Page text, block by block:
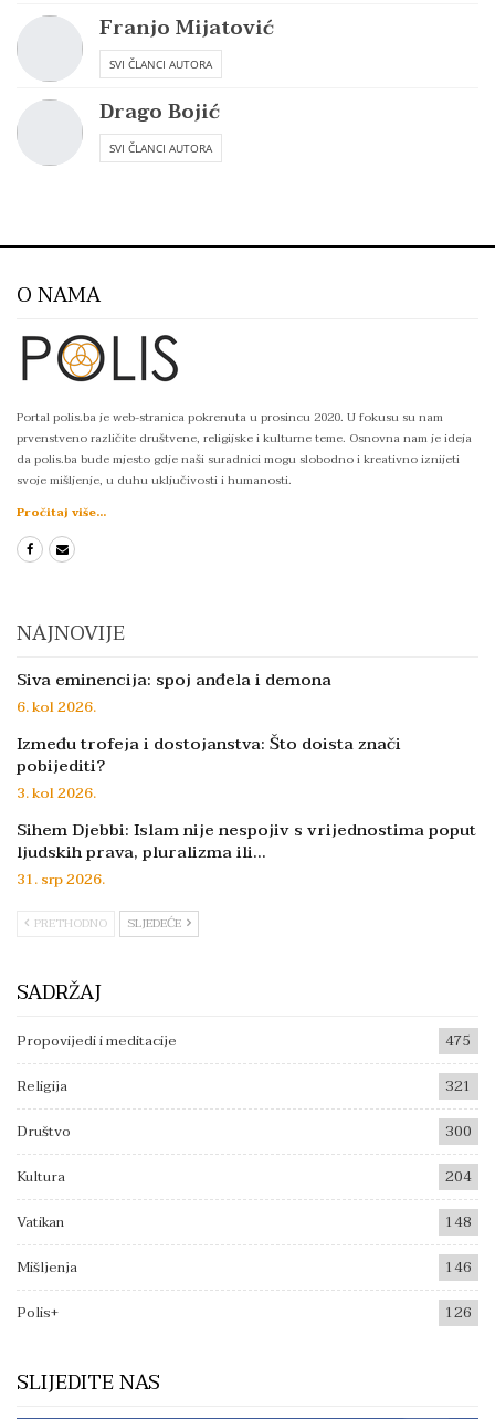
Franjo Mijatović
SVI ČLANCI AUTORA
Drago Bojić
SVI ČLANCI AUTORA
O NAMA
Portal polis.ba je web-stranica pokrenuta u prosincu 2020. U fokusu su nam
prvenstveno različite društvene, religijske i kulturne teme. Osnovna nam je ideja
da polis.ba bude mjesto gdje naši suradnici mogu slobodno i kreativno iznijeti
svoje mišljenje, u duhu uključivosti i humanosti.
Pročitaj više...
NAJNOVIJE
Siva eminencija: spoj anđela i demona
6. kol 2026.
Između trofeja i dostojanstva: Što doista znači
pobijediti?
3. kol 2026.
Sihem Djebbi: Islam nije nespojiv s vrijednostima poput
ljudskih prava, pluralizma ili…
31. srp 2026.
PRETHODNO SLJEDEĆE
SADRŽAJ
Propovijedi i meditacije
475
Religija
321
Društvo
300
Kultura
204
Vatikan
148
Mišljenja
146
Polis+
126
SLIJEDITE NAS